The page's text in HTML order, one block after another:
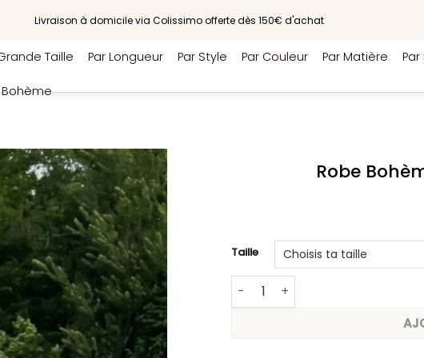
Livraison à domicile via Colissimo offerte dès 150€ d'achat
Taille Par Longueur Par Style Par Couleur Par Matière
Robe
Taille
quantité de Robe Bohème